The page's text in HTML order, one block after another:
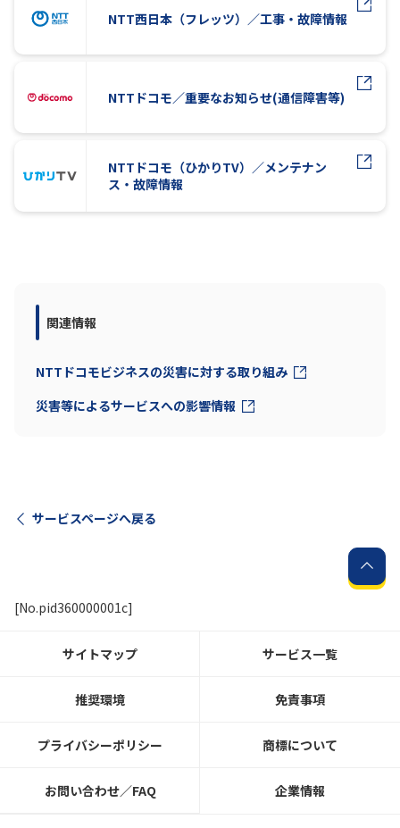
NTT西日本（フレッツ）／工事・故障情報
NTTドコモ／重要なお知らせ(通信障害等)
NTTドコモ（ひかりTV）／メンテナン
ス・故障情報
関連情報
NTTドコモビジネスの災害に対する取り組み
災害等によるサービスへの影響情報
サービスページへ戻る
[No.pid360000001c]
サイトマップ サービス一覧
推奨環境 免責事項
プライバシーポリシー 商標について
お問い合わせ／FAQ 企業情報